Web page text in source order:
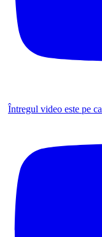
Întregul video este pe